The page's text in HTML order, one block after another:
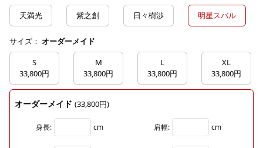
天満光
紫之創 日々樹渉 明星スバル
サイズ： オーダーメイド
S
33,800円
M
33,800円
L
33,800円
XL
33,800円
オーダーメイド (33,800円)
身長: cm 肩幅: cm